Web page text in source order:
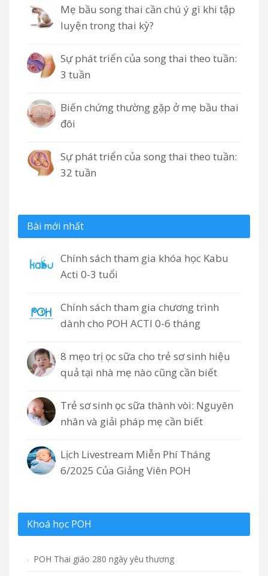
Mẹ bầu song thai cần chú ý gì khi tập
luyện trong thai kỳ?
Sự phát triển của song thai theo tuần:
3 tuần
Biến chứng thường gặp ở mẹ bầu thai
đôi
Sự phát triển của song thai theo tuần:
32 tuần
Bài mới nhất
Chính sách tham gia khóa học Kabu
Acti 0-3 tuổi
Chính sách tham gia chương trình
dành cho POH ACTI 0-6 tháng
8 mẹo trị ọc sữa cho trẻ sơ sinh hiệu
quả tại nhà mẹ nào cũng cần biết
Trẻ sơ sinh ọc sữa thành vòi: Nguyên
nhân và giải pháp mẹ cần biết
Lịch Livestream Miễn Phí Tháng
6/2025 Của Giảng Viên POH
Khoá học POH
POH Thai giáo 280 ngày yêu thương